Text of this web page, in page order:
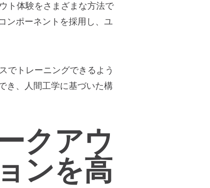
ト体験をさまざまな方法で
ンポーネントを採用し、ユ
でトレーニングできるよう
き、人間工学に基づいた構
クアウ
ンを高